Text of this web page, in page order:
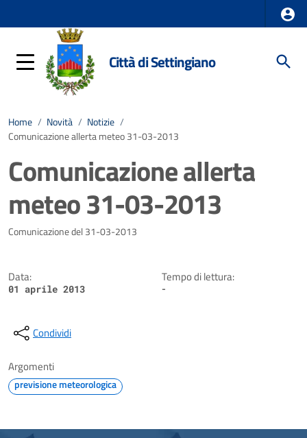
Città di Settingiano
Home / Novità / Notizie /
Comunicazione allerta meteo 31-03-2013
Comunicazione allerta
meteo 31-03-2013
Dettagli della notizia
Comunicazione del 31-03-2013
Data:
01 aprile 2013
Tempo di lettura:
-
Condividi
Argomenti
previsione meteorologica